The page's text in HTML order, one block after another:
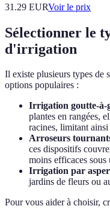
31.29 EURVoir le prix
Sélectionner le
d'irrigation
Il existe plusieurs types de
options populaires :
Irrigation goutte-à-
plantes en rangées,
racines, limitant
Arroseurs
ces dispositifs
moins efficaces
Irrigation par
jardins de fleurs ou
Pour vous aider à choisir,